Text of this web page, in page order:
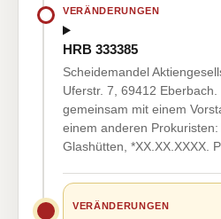
VERÄNDERUNGEN
HRB 333385
Scheidemandel
Uferstr. 7, 69412
gemeinsam mit einem
einem anderen Prokuristen:
Glashütten, *XX.XX.XXXX.
VERÄNDERUNGEN